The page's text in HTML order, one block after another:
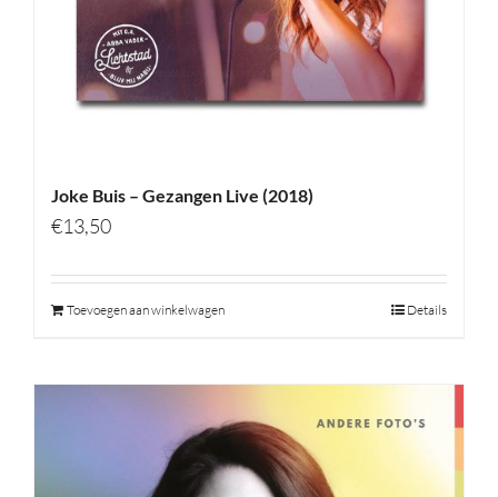
Joke Buis – Gezangen Live (2018)
€13,50
Toevoegen aan winkelwagen Details